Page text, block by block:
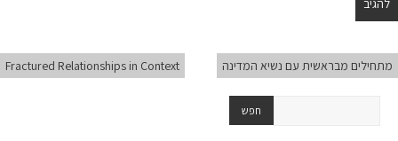
מתחילים מבראשית עם נשיא המדינה Fractured Relationships in Context